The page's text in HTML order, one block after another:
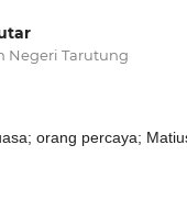
Negeri Tarutung
orang percaya;